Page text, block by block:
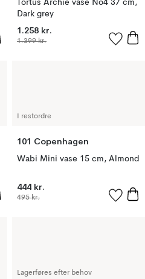
Tortus Archie vase No4 37 cm,
Dark grey
1.258 kr.
1.399 kr.
I restordre
101 Copenhagen
Wabi Mini vase 15 cm, Almond
444 kr.
495 kr.
Lagerføres efter behov